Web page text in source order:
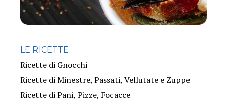
LE RICETTE
Ricette di Gnocchi
Ricette di Minestre, Passati, Vellutate e Zuppe
Ricette di Pani, Pizze, Focacce